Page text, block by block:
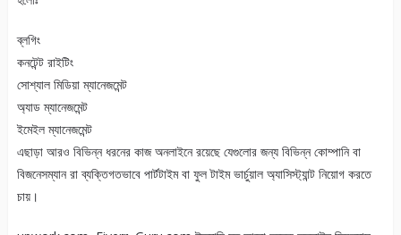
ব্লগিং
কনটেন্ট রাইটিং
সোশ্যাল মিডিয়া ম্যানেজমেন্ট
অ্যাড ম্যানেজমেন্ট
ইমেইল ম্যানেজমেন্ট
এছাড়া আরও বিভিন্ন ধরনের কাজ অনলাইনে রয়েছে যেগুলোর জন্য বিভিন্ন কোম্পানি বা
বিজনেসম্যান রা ব্যক্তিগতভাবে পার্টটাইম বা ফুল টাইম ভার্চুয়াল অ্যাসিস্ট্যান্ট নিয়োগ করতে
চায়।